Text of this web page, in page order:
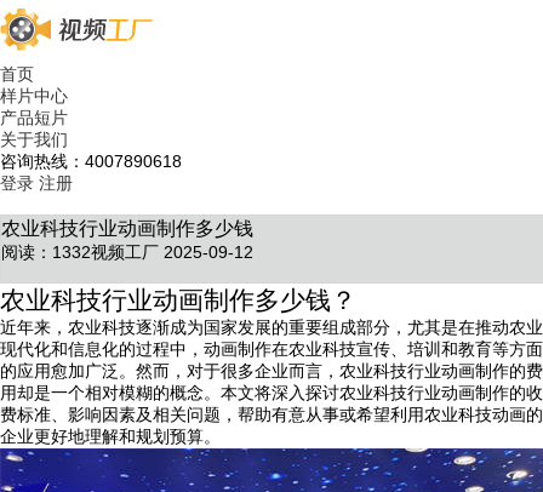
首页
样片中心
产品短片
关于我们
咨询热线：4007890618
登录 注册
农业科技行业动画制作多少钱
阅读：1332视频工厂 2025-09-12
农业科技行业动画制作多少钱？
近年来，农业科技逐渐成为国家发展的重要组成部分，尤其是在推动农业
现代化和信息化的过程中，动画制作在农业科技宣传、培训和教育等方面
的应用愈加广泛。然而，对于很多企业而言，农业科技行业动画制作的费
用却是一个相对模糊的概念。本文将深入探讨农业科技行业动画制作的收
费标准、影响因素及相关问题，帮助有意从事或希望利用农业科技动画的
企业更好地理解和规划预算。